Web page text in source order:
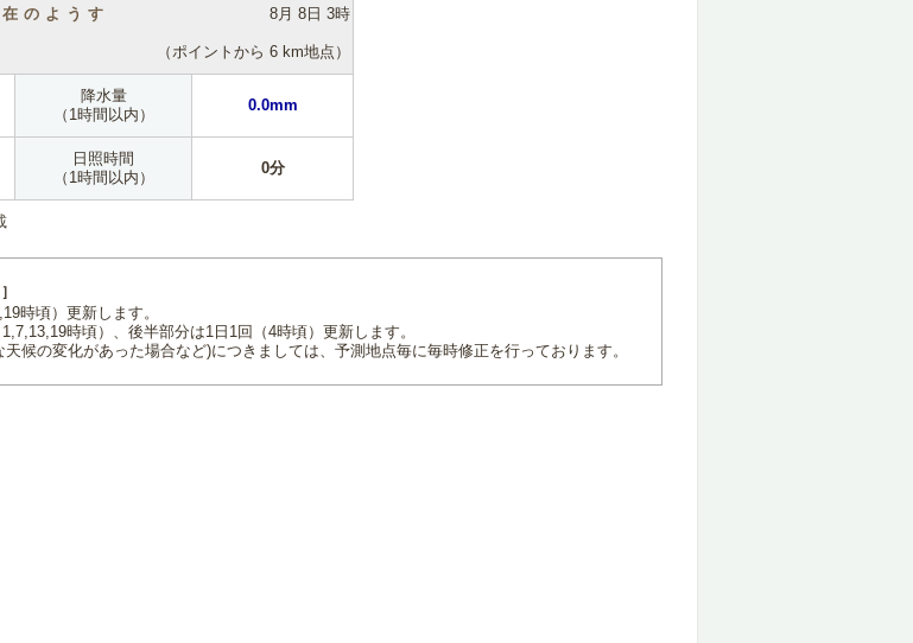
のようす 8月 8日 3時
（ポイントから 6 km地点）
降水量
（1時間以内）
0.0mm
日照時間
（1時間以内）
0分
時頃）更新します。
時頃）、後半部分は1日1回（4時頃）更新します。
候の変化があった場合など)につきましては、予測地点毎に毎時修正を行っております。